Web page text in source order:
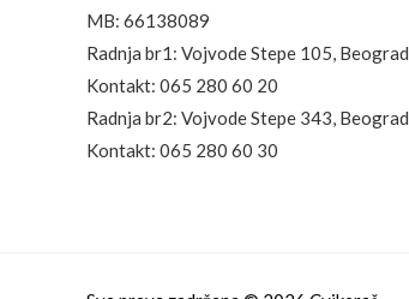
MB: 66138089
Radnja br1: Vojvode Stepe 105, Beograd
Kontakt: 065 280 60 20
Radnja br2: Vojvode Stepe 343, Beograd
Kontakt: 065 280 60 30